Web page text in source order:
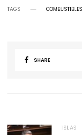
TAGS COMBUSTIBLES
SHARE
ISLAS